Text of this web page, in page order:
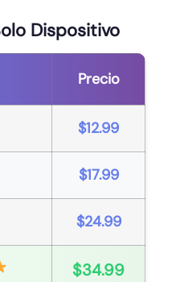
Dispositivo
Precio
$12.99
$17.99
$24.99
$34.99